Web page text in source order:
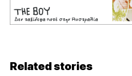
Related stories